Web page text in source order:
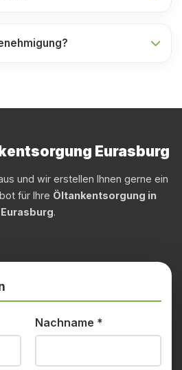
Eurasburg
und wir erstellen Ihnen gerne ein
für Ihre Öltankentsorgung in
Eurasburg.
Nachname *